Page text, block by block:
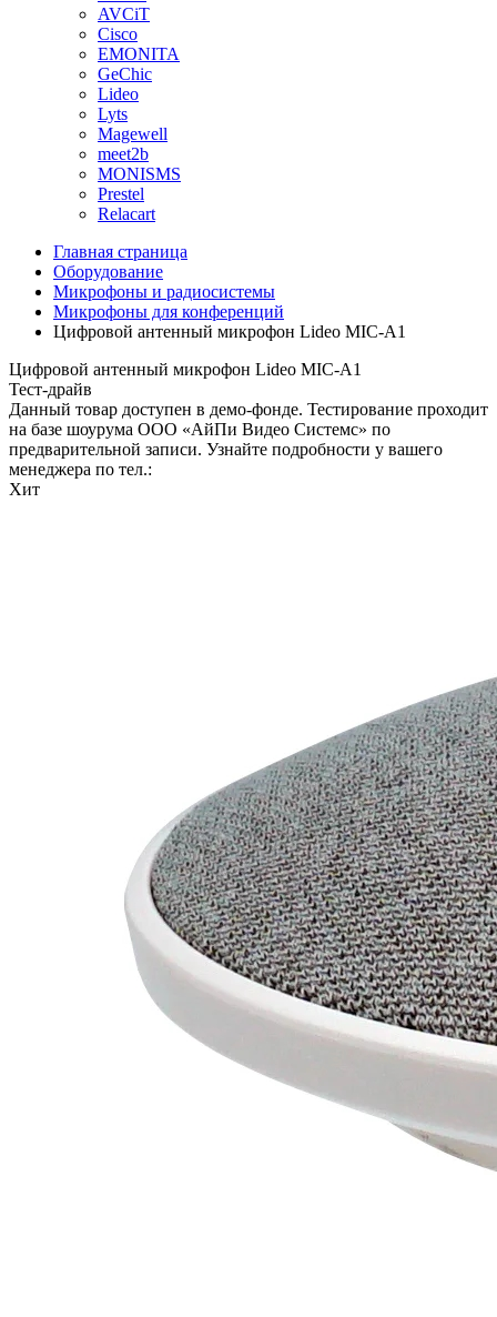
AVCiT
Cisco
EMONITA
GeChic
Lideo
Lyts
Magewell
meet2b
MONISMS
Prestel
Relacart
Главная страница
Оборудование
Микрофоны и радиосистемы
Микрофоны для конференций
Цифровой антенный микрофон Lideo MIC-A1
Цифровой антенный микрофон Lideo MIC-A1
Тест-драйв
Данный товар доступен в демо-фонде. Тестирование проходит
на базе шоурума ООО «АйПи Видео Системс» по
предварительной записи. Узнайте подробности у вашего
менеджера по тел.:
Хит